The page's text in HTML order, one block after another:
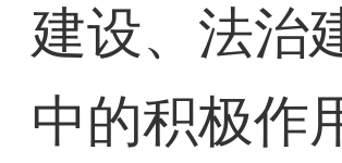
建设、法治
中的积极作